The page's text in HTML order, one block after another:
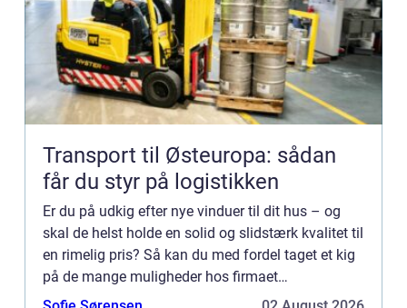
Transport til Østeuropa: sådan
får du styr på logistikken
Er du på udkig efter nye vinduer til dit hus – og
skal de helst holde en solid og slidstærk kvalitet til
en rimelig pris? Så kan du med fordel taget et kig
på de mange muligheder hos firmaet
Klarwindows. Hvilke slags vinduer finder jeg hos